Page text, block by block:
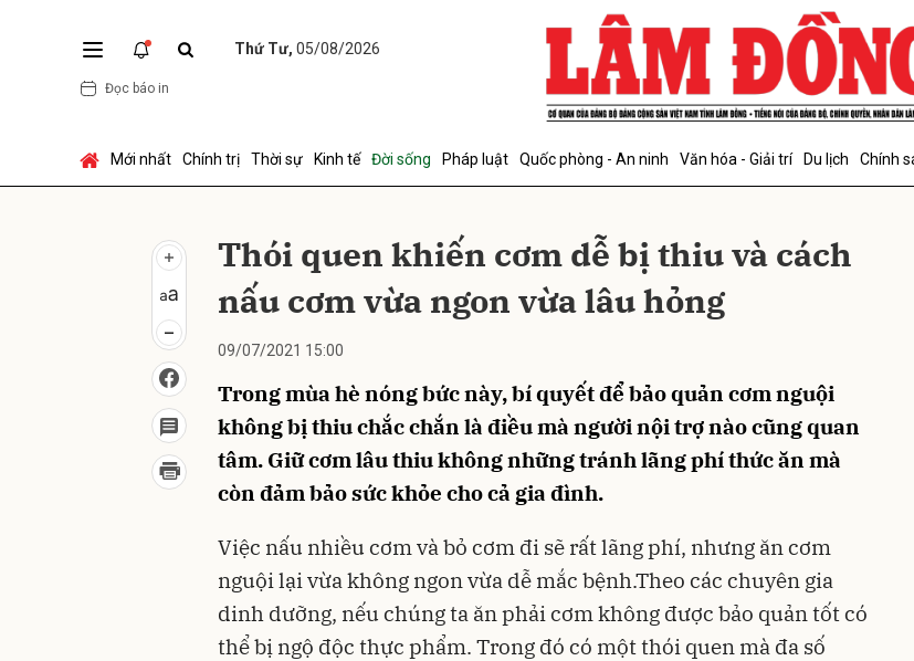
Thứ Tư, 05/08/2026
Đọc báo in
Mới nhất Chính trị Thời sự Kinh tế Đời sống Pháp luật Quốc phòng - An ninh Văn hóa - Giải trí Du lịch Chính
Thói quen khiến cơm dễ bị thiu và cách
nấu cơm vừa ngon vừa lâu hỏng
09/07/2021 15:00
Trong mùa hè nóng bức này, bí quyết để bảo quản cơm nguội
không bị thiu chắc chắn là điều mà người nội trợ nào cũng quan
tâm. Giữ cơm lâu thiu không những tránh lãng phí thức ăn mà
còn đảm bảo sức khỏe cho cả gia đình.
Việc nấu nhiều cơm và bỏ cơm đi sẽ rất lãng phí, nhưng ăn cơm
nguội lại vừa không ngon vừa dễ mắc bệnh.Theo các chuyên gia
dinh dưỡng, nếu chúng ta ăn phải cơm không được bảo quản tốt có
thể bị ngộ độc thực phẩm. Trong đó có một thói quen mà đa số
Gửi bình luận